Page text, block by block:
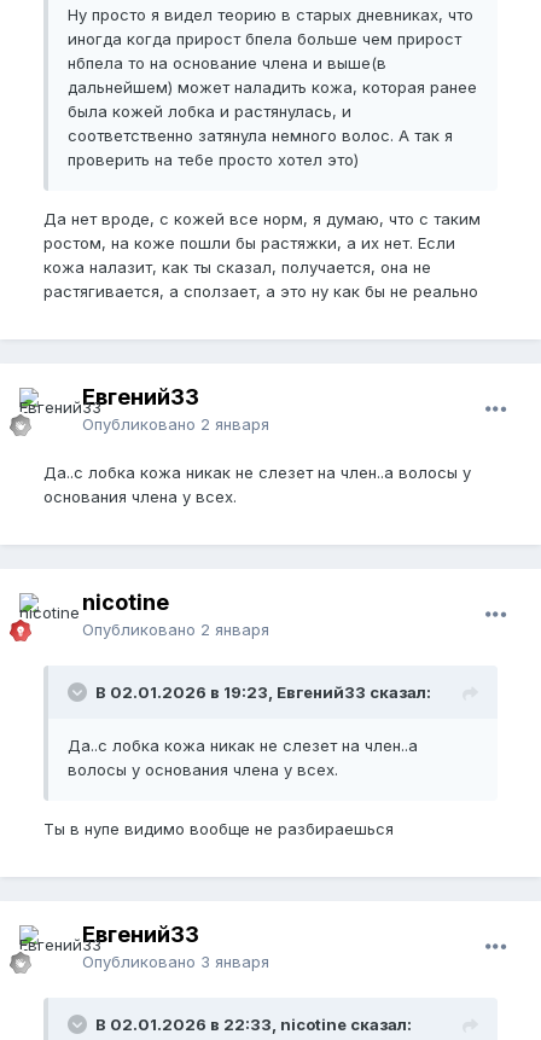
Ну просто я видел теорию в старых дневниках, что
иногда когда прирост бпела больше чем прирост
нбпела то на основание члена и выше(в
дальнейшем) может наладить кожа, которая ранее
была кожей лобка и растянулась, и
соответственно затянула немного волос. А так я
проверить на тебе просто хотел это)
Да нет вроде, с кожей все норм, я думаю, что с таким
ростом, на коже пошли бы растяжки, а их нет. Если
кожа налазит, как ты сказал, получается, она не
растягивается, а сползает, а это ну как бы не реально
Евгений33
Опубликовано 2 января
Да..с лобка кожа никак не слезет на член..а волосы у
основания члена у всех.
nicotine
Опубликовано 2 января
В 02.01.2026 в 19:23, Евгений33 сказал:
Да..с лобка кожа никак не слезет на член..а
волосы у основания члена у всех.
Ты в нупе видимо вообще не разбираешься
Евгений33
Опубликовано 3 января
В 02.01.2026 в 22:33, nicotine сказал: